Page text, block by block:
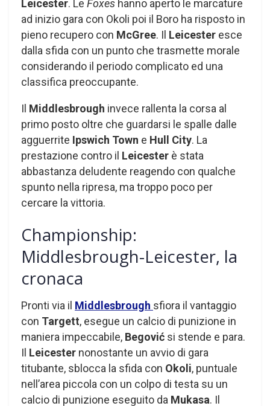
Leicester. Le Foxes hanno aperto le marcature
ad inizio gara con Okoli poi il Boro ha risposto in
pieno recupero con McGree. Il Leicester esce
dalla sfida con un punto che trasmette morale
considerando il periodo complicato ed una
classifica preoccupante.
Il Middlesbrough invece rallenta la corsa al
primo posto oltre che guardarsi le spalle dalle
agguerrite Ipswich Town e Hull City. La
prestazione contro il Leicester è stata
abbastanza deludente reagendo con qualche
spunto nella ripresa, ma troppo poco per
cercare la vittoria.
Championship:
Middlesbrough-Leicester, la
cronaca
Pronti via il Middlesbrough sfiora il vantaggio
con Targett, esegue un calcio di punizione in
maniera impeccabile, Begović si stende e para.
Il Leicester nonostante un avvio di gara
titubante, sblocca la sfida con Okoli, puntuale
nell’area piccola con un colpo di testa su un
calcio di punizione eseguito da Mukasa. Il